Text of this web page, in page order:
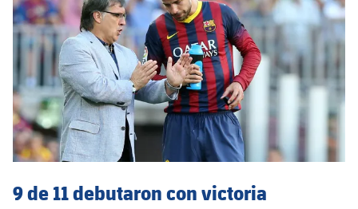
Historia
Palmarés
Infantil
Alevín
Actualidad
Masculino
Femenino
Agenda
Baloncesto en silla de ruedas
plusicon
más
Actualidad
Jugadores
Calendario
Hockey sobre hielo
plusicon
más
Actualidad
Jugadores
Calendario
Hockey hierba
plusicon
más
Noticias
Hockey Hierba Masculino
Patinaje artístico
plusicon
más
Actualidad
Escuela de Patinaje
9 de 11 debutaron con victoria